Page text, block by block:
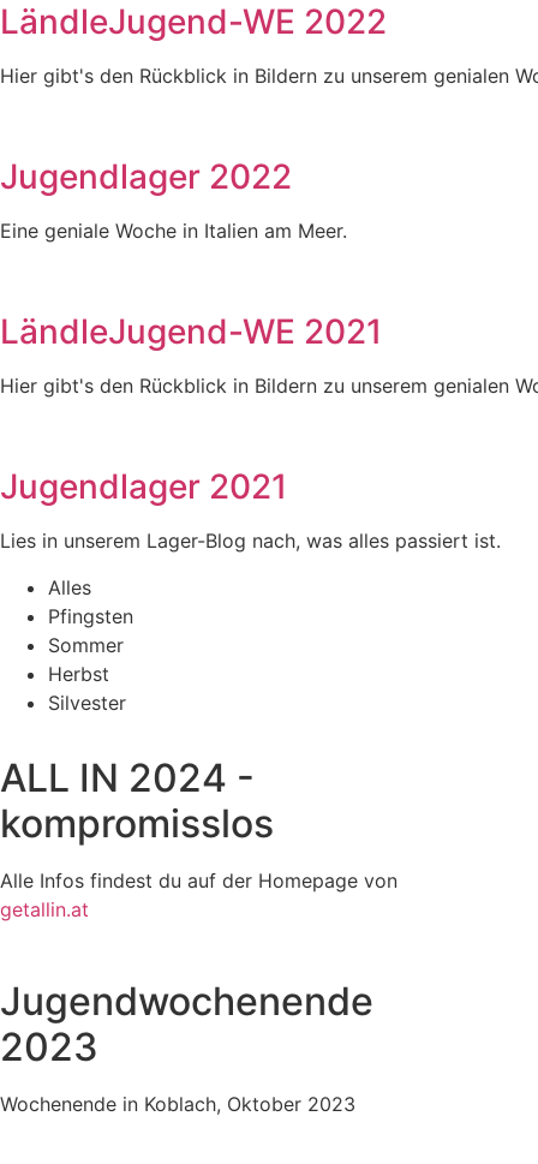
LändleJugend-WE 2022
Hier gibt's den Rückblick in Bildern zu unserem genialen
Jugendlager 2022
Eine geniale Woche in Italien am Meer.
LändleJugend-WE 2021
Hier gibt's den Rückblick in Bildern zu unserem genialen
Jugendlager 2021
Lies in unserem Lager-Blog nach, was alles passiert ist.
Alles
Pfingsten
Sommer
Herbst
Silvester
ALL IN 2024 -
kompromisslos
Alle Infos findest du auf der Homepage von
getallin.at
Jugendwochenende
2023
Wochenende in Koblach, Oktober 2023